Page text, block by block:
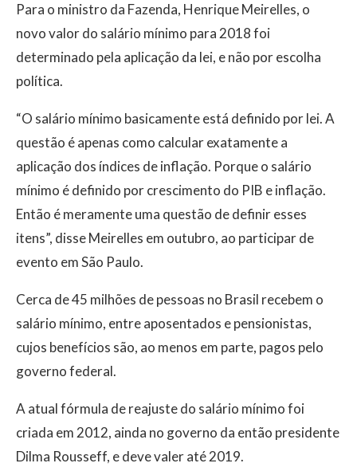
Para o ministro da Fazenda, Henrique Meirelles, o
novo valor do salário mínimo para 2018 foi
determinado pela aplicação da lei, e não por escolha
política.
“O salário mínimo basicamente está definido por lei. A
questão é apenas como calcular exatamente a
aplicação dos índices de inflação. Porque o salário
mínimo é definido por crescimento do PIB e inflação.
Então é meramente uma questão de definir esses
itens”, disse Meirelles em outubro, ao participar de
evento em São Paulo.
Cerca de 45 milhões de pessoas no Brasil recebem o
salário mínimo, entre aposentados e pensionistas,
cujos benefícios são, ao menos em parte, pagos pelo
governo federal.
A atual fórmula de reajuste do salário mínimo foi
criada em 2012, ainda no governo da então presidente
Dilma Rousseff, e deve valer até 2019.